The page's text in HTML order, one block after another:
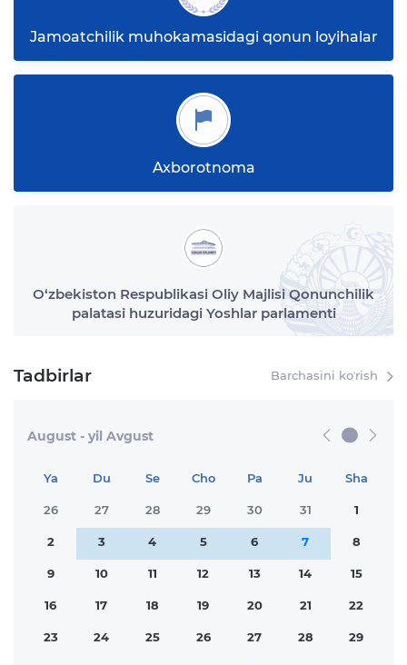
Jamoatchilik muhokamasidagi qonun loyihalar
Axborotnoma
O‘zbekiston Respublikasi Oliy Majlisi Qonunchilik
palatasi huzuridagi Yoshlar parlamenti
Tadbirlar Barchasini koʼrish
August - yil Avgust
Ya Du Se Cho Pa Ju Sha
26 27 28 29 30 31 1
2 3 4 5 6 7 8
9 10 11 12 13 14 15
16 17 18 19 20 21 22
23 24 25 26 27 28 29